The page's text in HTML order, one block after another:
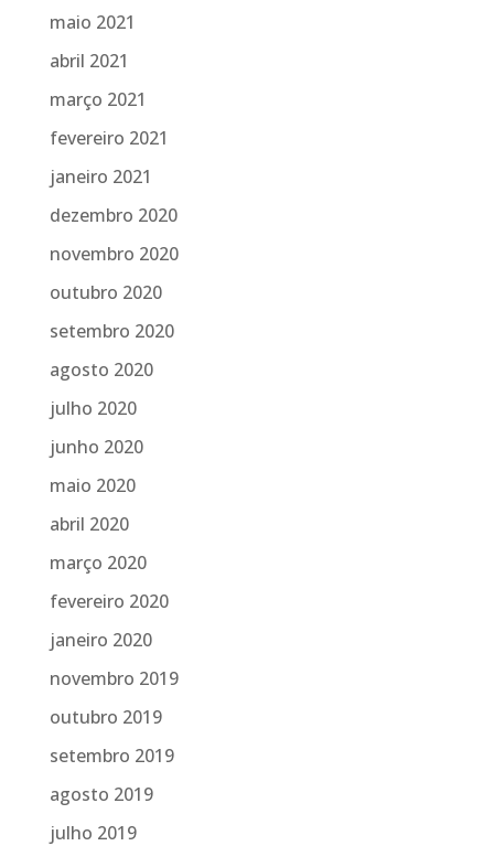
maio 2021
abril 2021
março 2021
fevereiro 2021
janeiro 2021
dezembro 2020
novembro 2020
outubro 2020
setembro 2020
agosto 2020
julho 2020
junho 2020
maio 2020
abril 2020
março 2020
fevereiro 2020
janeiro 2020
novembro 2019
outubro 2019
setembro 2019
agosto 2019
julho 2019